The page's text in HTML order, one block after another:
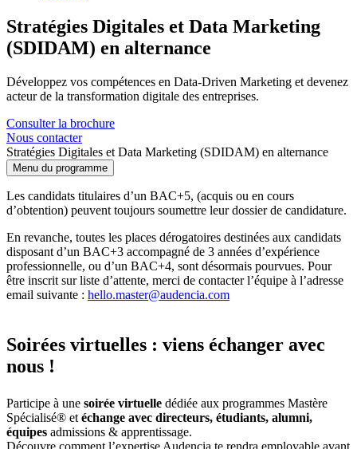
Stratégies Digitales et Data Marketing
(SDIDAM) en alternance
Développez vos compétences en Data-Driven Marketing et devenez
acteur de la transformation digitale des entreprises.
Consulter la brochure
Nous contacter
Stratégies Digitales et Data Marketing (SDIDAM) en alternance
Menu du programme
Les candidats titulaires d’un BAC+5, (acquis ou en cours
d’obtention) peuvent toujours soumettre leur dossier de candidature.
En revanche, toutes les places dérogatoires destinées aux candidats
disposant d’un BAC+3 accompagné de 3 années d’expérience
professionnelle, ou d’un BAC+4, sont désormais pourvues. Pour
être inscrit sur liste d’attente, merci de contacter l’équipe à l’adresse
email suivante : hello.master@audencia.com
Soirées virtuelles : viens échanger avec
nous !
Participe à une soirée virtuelle dédiée aux programmes Mastère
Spécialisé® et échange avec directeurs, étudiants, alumni,
équipes admissions & apprentissage.
Découvre comment l’expertise Audencia te rendra employable avant